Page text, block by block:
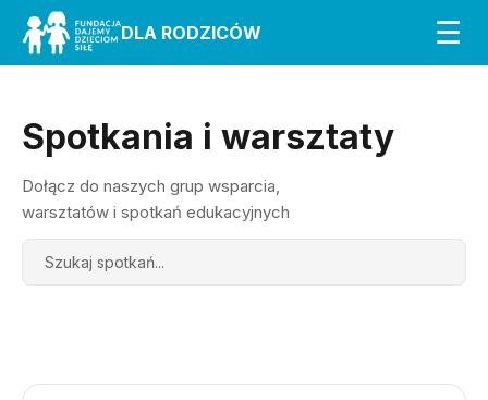
DLA RODZICÓW ☰
Spotkania i warsztaty
Dołącz do naszych grup wsparcia,
warsztatów i spotkań edukacyjnych
Search